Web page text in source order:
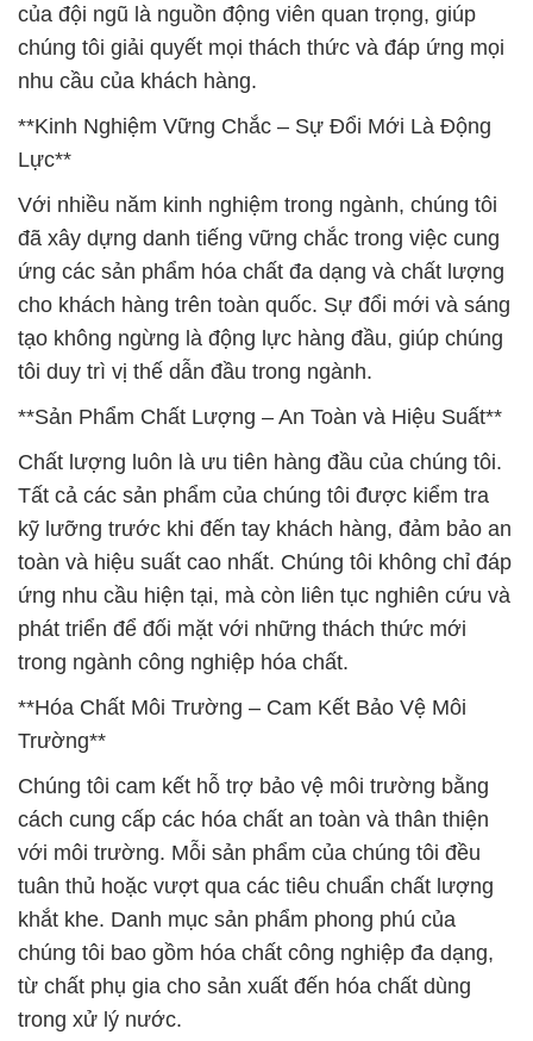
của đội ngũ là nguồn động viên quan trọng, giúp
chúng tôi giải quyết mọi thách thức và đáp ứng mọi
nhu cầu của khách hàng.
**Kinh Nghiệm Vững Chắc – Sự Đổi Mới Là Động
Lực**
Với nhiều năm kinh nghiệm trong ngành, chúng tôi
đã xây dựng danh tiếng vững chắc trong việc cung
ứng các sản phẩm hóa chất đa dạng và chất lượng
cho khách hàng trên toàn quốc. Sự đổi mới và sáng
tạo không ngừng là động lực hàng đầu, giúp chúng
tôi duy trì vị thế dẫn đầu trong ngành.
**Sản Phẩm Chất Lượng – An Toàn và Hiệu Suất**
Chất lượng luôn là ưu tiên hàng đầu của chúng tôi.
Tất cả các sản phẩm của chúng tôi được kiểm tra
kỹ lưỡng trước khi đến tay khách hàng, đảm bảo an
toàn và hiệu suất cao nhất. Chúng tôi không chỉ đáp
ứng nhu cầu hiện tại, mà còn liên tục nghiên cứu và
phát triển để đối mặt với những thách thức mới
trong ngành công nghiệp hóa chất.
**Hóa Chất Môi Trường – Cam Kết Bảo Vệ Môi
Trường**
Chúng tôi cam kết hỗ trợ bảo vệ môi trường bằng
cách cung cấp các hóa chất an toàn và thân thiện
với môi trường. Mỗi sản phẩm của chúng tôi đều
tuân thủ hoặc vượt qua các tiêu chuẩn chất lượng
khắt khe. Danh mục sản phẩm phong phú của
chúng tôi bao gồm hóa chất công nghiệp đa dạng,
từ chất phụ gia cho sản xuất đến hóa chất dùng
trong xử lý nước.